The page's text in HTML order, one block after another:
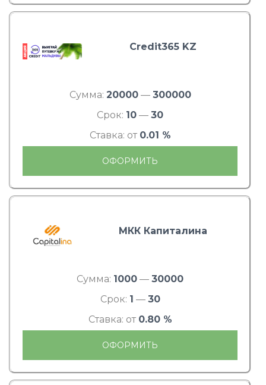
Credit365 KZ
Сумма: 20000— 300000
Срок: 10 — 30
Ставка: от 0.01 %
ОФОРМИТЬ
МКК Капиталина
Сумма: 1000 — 30000
Срок: 1 — 30
Ставка: от 0.80 %
ОФОРМИТЬ